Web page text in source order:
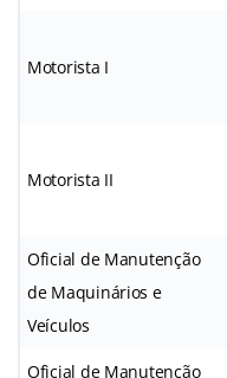
Motorista I
Motorista II
Oficial de Manutenção
de Maquinários e
Veículos
Oficial de Manutenção